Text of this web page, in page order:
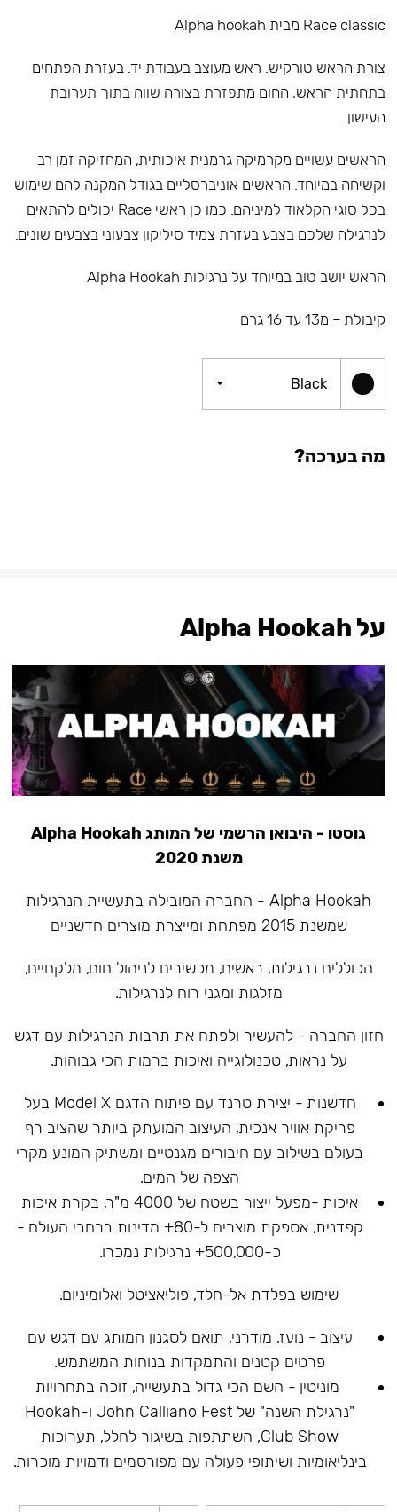
Race classic מבית Alpha hookah
צורת הראש טורקיש. ראש מעוצב בעבודת יד. בעזרת הפתחים
בתחתית הראש, החום מתפזרת בצורה שווה בתוך תערובת
העישון.
הראשים עשויים מקרמיקה גרמנית איכותית, המחזיקה זמן רב
וקשיחה במיוחד. הראשים אוניברסליים בגודל המקנה להם שימוש
בכל סוגי הקלאוד למיניהם. כמו כן ראשי Race יכולים להתאים
לנרגילה שלכם בצבע בעזרת צמיד סיליקון צבעוני בצבעים שונים.
הראש יושב טוב במיוחד על נרגילות Alpha Hookah
קיבולת – מ13 עד 16 גרם
Black
מה בערכה?
על Alpha Hookah
גוסטו - היבואן הרשמי של המותג Alpha Hookah
משנת 2020
Alpha Hookah - החברה המובילה בתעשיית הנרגילות
שמשנת 2015 מפתחת ומייצרת מוצרים חדשניים
הכוללים נרגילות, ראשים, מכשירים לניהול חום, מלקחיים,
מזלגות ומגני רוח לנרגילות.
חזון החברה - להעשיר ולפתח את תרבות הנרגילות עם דגש
על נראות, טכנולוגייה ואיכות ברמות הכי גבוהות.
חדשנות - יצירת טרנד עם פיתוח הדגם Model X בעל
פריקת אוויר אנכית, העיצוב המועתק ביותר שהציב רף
בעולם בשילוב עם חיבורים מגנטיים ומשתיק המונע מקרי
הצפה של המים.
איכות -מפעל ייצור בשטח של 4000 מ"ר, בקרת איכות
קפדנית, אספקת מוצרים ל-80+ מדינות ברחבי העולם -
כ-500,000+ נרגילות נמכרו.
שימוש בפלדת אל-חלד, פוליאציטל ואלומיניום.
עיצוב - נועז, מודרני, תואם לסגנון המותג עם דגש עם
פרטים קטנים והתמקדות בנוחות המשתמש.
מוניטין - השם הכי גדול בתעשייה, זוכה בתחרויות
"נרגילת השנה" של John Calliano Fest ו-Hookah
Club Show, השתתפות בשיגור לחלל, תערוכות
בינליאומיות ושיתופי פעולה עם מפורסמים ודמויות מוכרות.